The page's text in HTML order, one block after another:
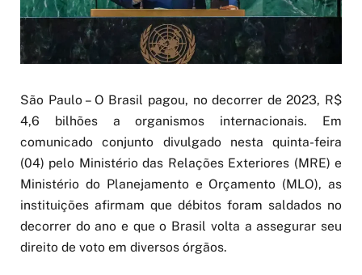
São Paulo – O Brasil pagou, no decorrer de 2023, R$
4,6 bilhões a organismos internacionais. Em
comunicado conjunto divulgado nesta quinta-feira
(04) pelo Ministério das Relações Exteriores (MRE) e
Ministério do Planejamento e Orçamento (MLO), as
instituições afirmam que débitos foram saldados no
decorrer do ano e que o Brasil volta a assegurar seu
direito de voto em diversos órgãos.